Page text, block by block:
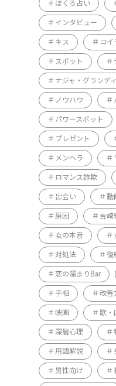
ほくろ占い
インタビュー
キス コイ
スポット
ナジャ・グランデ
ノウハウ
パワースポット
プレゼント
メンヘラ
ロマンス詐欺
出会い 動
原因 吉崎
女の本音
対処法 復
恋の溜まりBar
手相 改善
映画 歌・
深層心理
用語解説
男性向け